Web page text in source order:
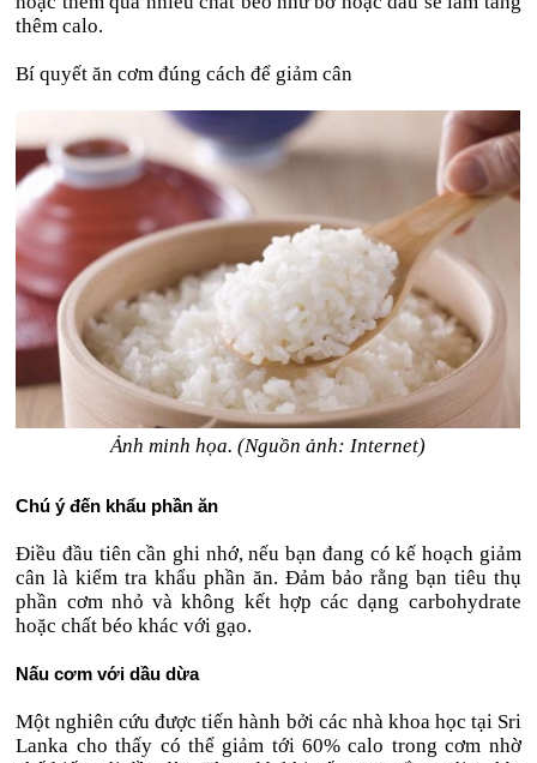
thêm calo.
Bí quyết ăn cơm đúng cách để giảm cân
Ảnh minh họa. (Nguồn ảnh: Internet)
Chú ý đến khẩu phần ăn
Điều đầu tiên cần ghi nhớ, nếu bạn đang có kế hoạch giảm
cân là kiểm tra khẩu phần ăn. Đảm bảo rằng bạn tiêu thụ
phần cơm nhỏ và không kết hợp các dạng carbohydrate
hoặc chất béo khác với gạo.
Nấu cơm với dầu dừa
Một nghiên cứu được tiến hành bởi các nhà khoa học tại Sri
Lanka cho thấy có thể giảm tới 60% calo trong cơm nhờ